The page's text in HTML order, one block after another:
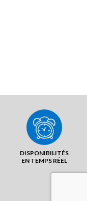
DISPONIBILITÉS
EN TEMPS RÉEL